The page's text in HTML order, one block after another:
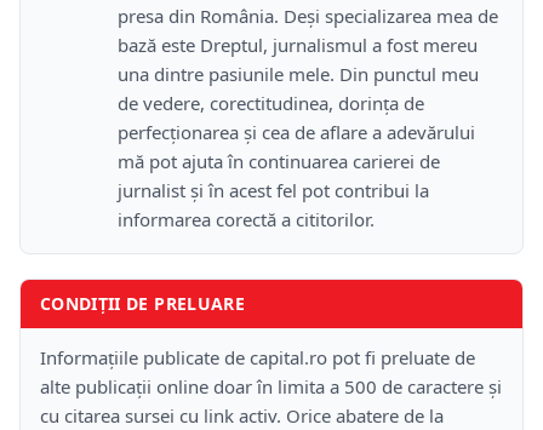
presa din România. Deși specializarea mea de
bază este Dreptul, jurnalismul a fost mereu
una dintre pasiunile mele. Din punctul meu
de vedere, corectitudinea, dorința de
perfecționarea și cea de aflare a adevărului
mă pot ajuta în continuarea carierei de
jurnalist și în acest fel pot contribui la
informarea corectă a cititorilor.
CONDIȚII DE PRELUARE
Informațiile publicate de capital.ro pot fi preluate de
alte publicații online doar în limita a 500 de caractere și
cu citarea sursei cu link activ. Orice abatere de la